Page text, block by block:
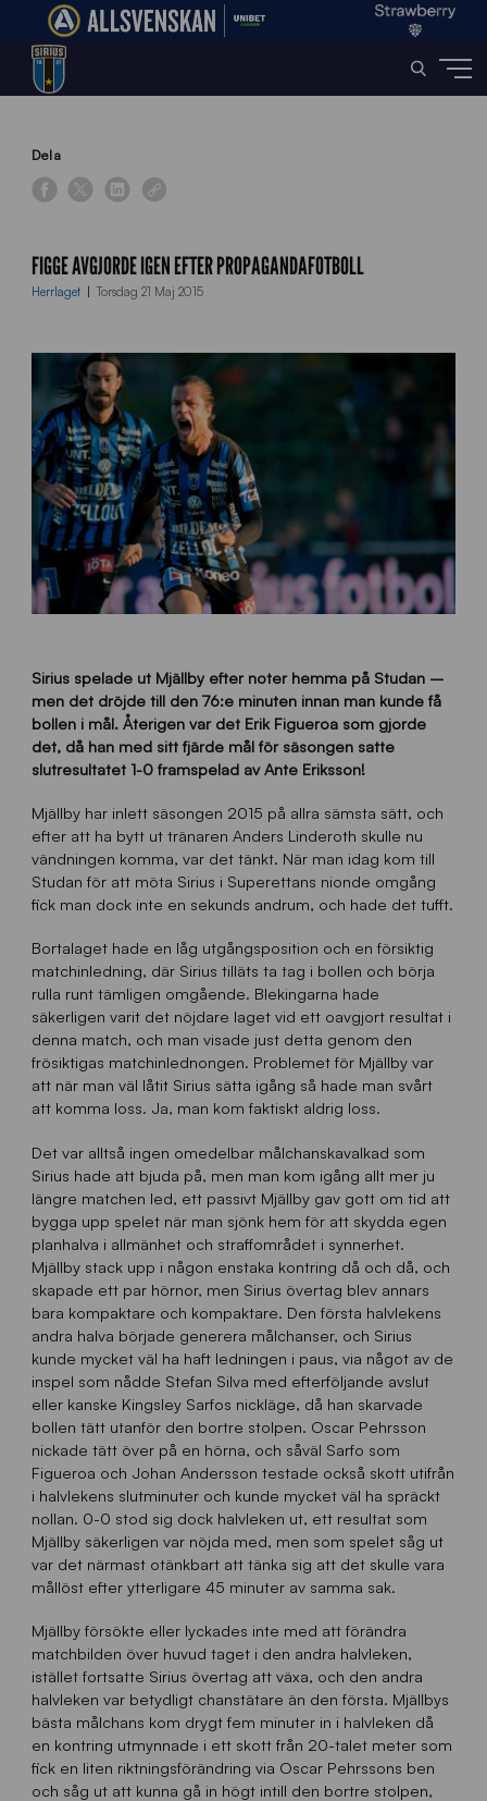
Home»
Dela
FIGGE AVGJORDE IGEN EFTER PROPAGANDAFOTBOLL
Herrlaget Torsdag 21 Maj 2015
Sirius spelade ut Mjällby efter noter hemma på Studan –
men det dröjde till den 76:e minuten innan man kunde få
bollen i mål. Återigen var det Erik Figueroa som gjorde
det, då han med sitt fjärde mål för säsongen satte
slutresultatet 1-0 framspelad av Ante Eriksson!
Mjällby har inlett säsongen 2015 på allra sämsta sätt, och
efter att ha bytt ut tränaren Anders Linderoth skulle nu
vändningen komma, var det tänkt. När man idag kom till
Studan för att möta Sirius i Superettans nionde omgång
fick man dock inte en sekunds andrum, och hade det tufft.
Bortalaget hade en låg utgångsposition och en försiktig
matchinledning, där Sirius tilläts ta tag i bollen och börja
rulla runt tämligen omgående. Blekingarna hade
säkerligen varit det nöjdare laget vid ett oavgjort resultat i
denna match, och man visade just detta genom den
frösiktigas matchinlednongen. Problemet för Mjällby var
att när man väl låtit Sirius sätta igång så hade man svårt
att komma loss. Ja, man kom faktiskt aldrig loss.
Det var alltså ingen omedelbar målchanskavalkad som
Sirius hade att bjuda på, men man kom igång allt mer ju
längre matchen led, ett passivt Mjällby gav gott om tid att
bygga upp spelet när man sjönk hem för att skydda egen
planhalva i allmänhet och straffområdet i synnerhet.
Mjällby stack upp i någon enstaka kontring då och då, och
skapade ett par hörnor, men Sirius övertag blev annars
bara kompaktare och kompaktare. Den första halvlekens
andra halva började generera målchanser, och Sirius
kunde mycket väl ha haft ledningen i paus, via något av de
inspel som nådde Stefan Silva med efterföljande avslut
eller kanske Kingsley Sarfos nickläge, då han skarvade
bollen tätt utanför den bortre stolpen. Oscar Pehrsson
nickade tätt över på en hörna, och såväl Sarfo som
Figueroa och Johan Andersson testade också skott utifrån
i halvlekens slutminuter och kunde mycket väl ha spräckt
nollan. 0-0 stod sig dock halvleken ut, ett resultat som
Mjällby säkerligen var nöjda med, men som spelet såg ut
var det närmast otänkbart att tänka sig att det skulle vara
mållöst efter ytterligare 45 minuter av samma sak.
Mjällby försökte eller lyckades inte med att förändra
matchbilden över huvud taget i den andra halvleken,
istället fortsatte Sirius övertag att växa, och den andra
halvleken var betydligt chanstätare än den första. Mjällbys
bästa målchans kom drygt fem minuter in i halvleken då
en kontring utmynnade i ett skott från 20-talet meter som
fick en liten riktningsförändring via Oscar Pehrssons ben
och såg ut att kunna gå in högt intill den bortre stolpen,